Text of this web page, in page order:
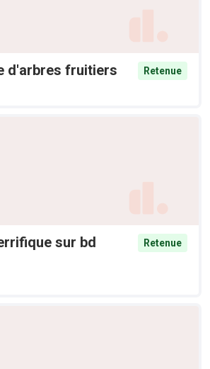
d'arbres fruitiers
Retenue
sur bd
Retenue